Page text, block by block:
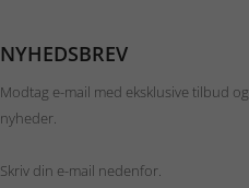
NYHEDSBREV
Modtag e-mail med eksklusive tilbud og
nyheder.
Skriv din e-mail nedenfor.